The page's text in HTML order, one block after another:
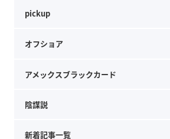
pickup
オフショア
アメックスブラックカード
陰謀説
新着記事一覧